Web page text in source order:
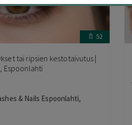
52
tai ripsien kestotaivutus |
Espoonlahti
& Nails Espoonlahti,